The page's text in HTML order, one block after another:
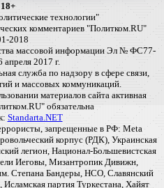
18+
технологии"
комментариев "Политком.RU"
2018
массовой информации Эл № ФС77-
апреля 2017 г.
служба по надзору в сфере связи,
и массовых коммуникаций.
материалов сайта активная
обязательна
Standarta.NET
запрещенные в РФ: Meta
корпус (РДК), Украинская
легион, Национал-Большевистская
Иеговы, Мизантропик Дивижн,
Степана Бандеры, НСО, Славянский
партия Туркестана, Хайят